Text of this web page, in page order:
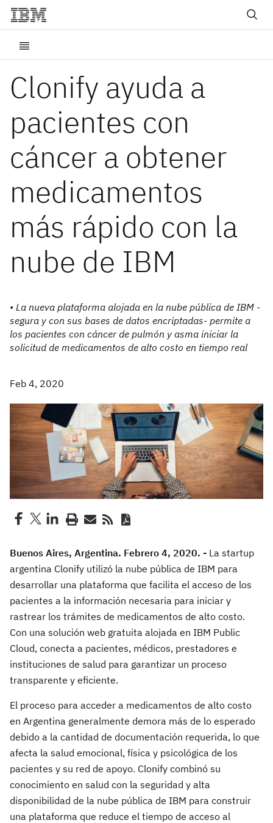
Clonify ayuda a
pacientes con
cáncer a obtener
medicamentos
más rápido con la
nube de IBM
• La nueva plataforma alojada en la nube pública de IBM -
segura y con sus bases de datos encriptadas- permite a
los pacientes con cáncer de pulmón y asma iniciar la
solicitud de medicamentos de alto costo en tiempo real
Feb 4, 2020
Buenos Aires, Argentina. Febrero 4, 2020. - La startup
argentina Clonify utilizó la nube pública de IBM para
desarrollar una plataforma que facilita el acceso de los
pacientes a la información necesaria para iniciar y
rastrear los trámites de medicamentos de alto costo.
Con una solución web gratuita alojada en IBM Public
Cloud, conecta a pacientes, médicos, prestadores e
instituciones de salud para garantizar un proceso
transparente y eficiente.
El proceso para acceder a medicamentos de alto costo
en Argentina generalmente demora más de lo esperado
debido a la cantidad de documentación requerida, lo que
afecta la salud emocional, física y psicológica de los
pacientes y su red de apoyo. Clonify combinó su
conocimiento en salud con la seguridad y alta
disponibilidad de la nube pública de IBM para construir
una plataforma que reduce el tiempo de acceso al